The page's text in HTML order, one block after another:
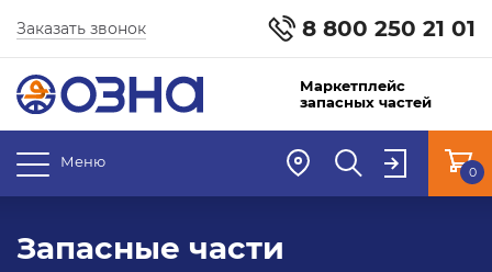
8 800 250 21 01
Заказать звонок
Маркетплейс
запасных частей
Меню
0
Запасные части